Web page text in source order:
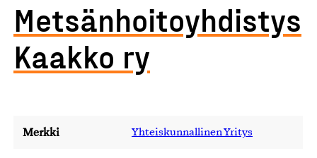
Metsänhoitoyhdistys
Kaakko ry
Merkki Yhteiskunnallinen Yritys